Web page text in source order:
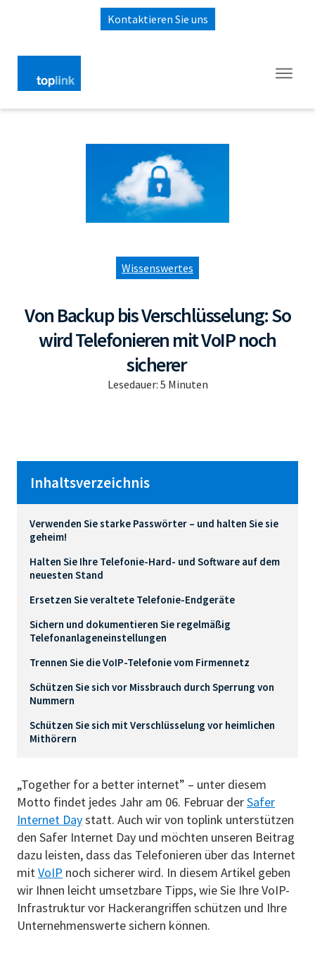
Kontaktieren Sie uns
Wissenswertes
Von Backup bis Verschlüsselung: So
wird Telefonieren mit VoIP noch
sicherer
Lesedauer: 5 Minuten
Inhaltsverzeichnis
Verwenden Sie starke Passwörter – und halten Sie sie
geheim!
Halten Sie Ihre Telefonie-Hard- und Software auf dem
neuesten Stand
Ersetzen Sie veraltete Telefonie-Endgeräte
Sichern und dokumentieren Sie regelmäßig
Telefonanlageneinstellungen
Trennen Sie die VoIP-Telefonie vom Firmennetz
Schützen Sie sich vor Missbrauch durch Sperrung von
Nummern
Schützen Sie sich mit Verschlüsselung vor heimlichen
Mithörern
„Together for a better internet” – unter diesem
Motto findet jedes Jahr am 06. Februar derSafer
Internet Daystatt. Auch wir von toplink unterstützen
den Safer Internet Day und möchten unseren Beitrag
dazu leisten, dass das Telefonieren über das Internet
mitVoIP noch sicherer wird. In diesem Artikel geben
wir Ihnen leicht umsetzbare Tipps, wie Sie Ihre VoIP-
Infrastruktur vor Hackerangriffen schützen und Ihre
Unternehmenswerte sichern können.